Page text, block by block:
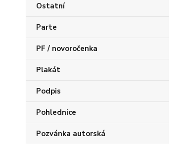
Ostatní
Parte
PF / novoročenka
Plakát
Podpis
Pohlednice
Pozvánka autorská